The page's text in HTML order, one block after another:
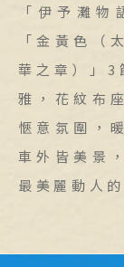
「伊予灘
「金黃色（
華之章）」3
雅，花紋布
愜意氛圍，
車外皆美景
最美麗動人